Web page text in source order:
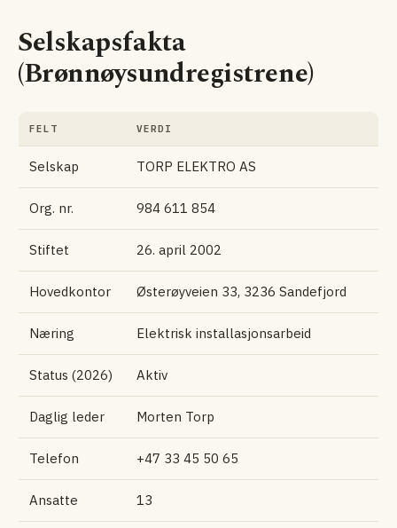
Selskapsfakta
(Brønnøysundregistrene)
FELT VERDI
Selskap TORP ELEKTRO AS
Org. nr. 984 611 854
Stiftet 26. april 2002
Hovedkontor Østerøyveien 33, 3236 Sandefjord
Næring Elektrisk installasjons­arbeid
Status (2026) Aktiv
Daglig leder Morten Torp
Telefon +47 33 45 50 65
Ansatte 13